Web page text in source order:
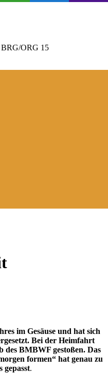
ORG 15
im Gesäuse und hat sich
Bei der Heimfahrt
BMBWF gestoßen. Das
formen“ hat genau zu
gepasst.